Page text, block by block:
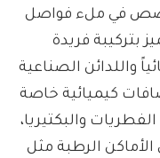
في ملء فواصل
بتركيبة فريدة
واللدائن الصناعية
كيميائية خاصة
والبكتيريا،
الرطبة مثل